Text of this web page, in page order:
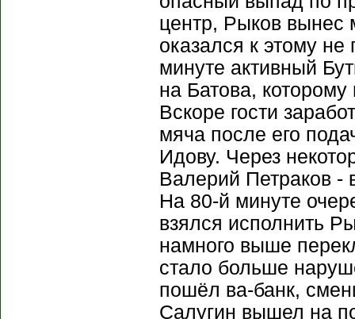
центр, Рыков вынес
оказался к этому
минуте активный
на Батова,
Вскоре гости
мяча после его
Идову. Через
Валерий Петраков
На 80-й минуте
взялся исполнить
намного выше
стало больше
пошёл ва-банк,
Салугин вышел на